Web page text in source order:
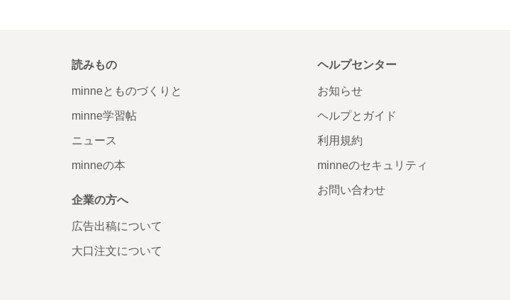
読みもの
minneとものづくりと
minne学習帖
ニュース
minneの本
企業の方へ
広告出稿について
大口注文について
ヘルプセンター
お知らせ
ヘルプとガイド
利用規約
minneのセキュリティ
お問い合わせ